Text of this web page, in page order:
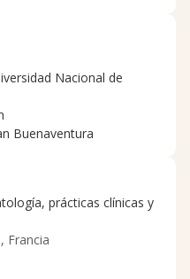
Nacional de
Buenaventura
prácticas clínicas y
Francia